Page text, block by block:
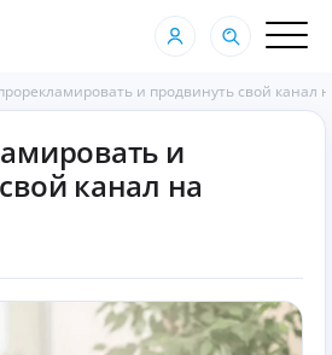
и продвинуть свой канал
и
канал на